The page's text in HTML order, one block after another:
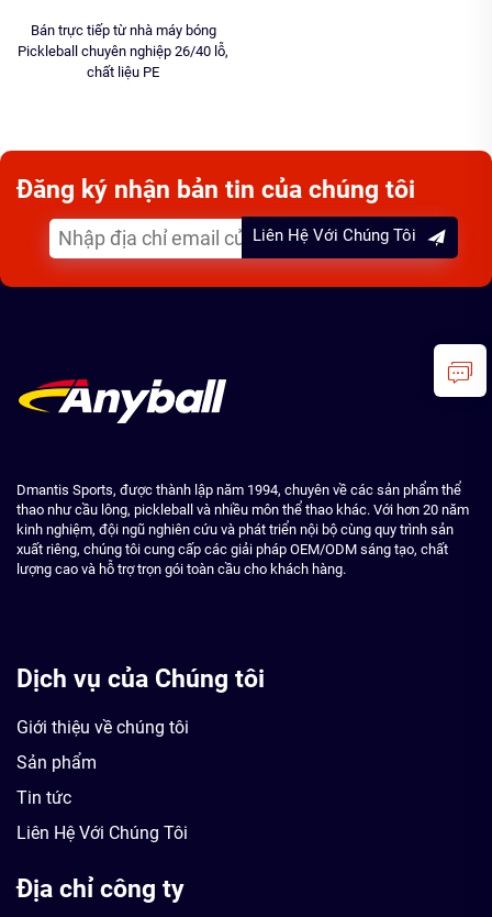
Bán trực tiếp từ nhà máy bóng
Pickleball chuyên nghiệp 26/40 lỗ,
chất liệu PE
Đăng ký nhận bản tin của chúng tôi
Liên Hệ Với Chúng Tôi
Dmantis Sports, được thành lập năm 1994, chuyên về các sản phẩm thể
thao như cầu lông, pickleball và nhiều môn thể thao khác. Với hơn 20 năm
kinh nghiệm, đội ngũ nghiên cứu và phát triển nội bộ cùng quy trình sản
xuất riêng, chúng tôi cung cấp các giải pháp OEM/ODM sáng tạo, chất
lượng cao và hỗ trợ trọn gói toàn cầu cho khách hàng.
Dịch vụ của Chúng tôi
Giới thiệu về chúng tôi
Sản phẩm
Tin tức
Liên Hệ Với Chúng Tôi
Địa chỉ công ty